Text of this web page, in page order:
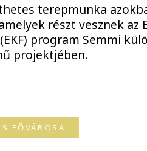
terepmunka
részt vesznek az
program Semmi
projektjében.
FŐVÁROSA